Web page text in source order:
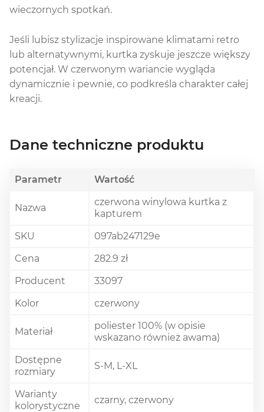
wieczornych spotkań.
Jeśli lubisz stylizacje inspirowane klimatami retro
lub alternatywnymi, kurtka zyskuje jeszcze większy
potencjał. W czerwonym wariancie wygląda
dynamicznie i pewnie, co podkreśla charakter całej
kreacji.
Dane techniczne produktu
Parametr Wartość
Nazwa
czerwona winylowa kurtka z
kapturem
SKU
097ab247129e
Cena
282.9 zł
Producent
33097
Kolor
czerwony
Materiał
poliester 100% (w opisie
wskazano również awama)
Dostępne
rozmiary
S-M, L-XL
Warianty
kolorystyczne
czarny, czerwony